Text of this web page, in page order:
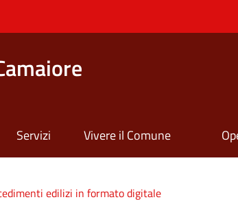
Servizi Vivere il Comune
edilizi in formato digitale